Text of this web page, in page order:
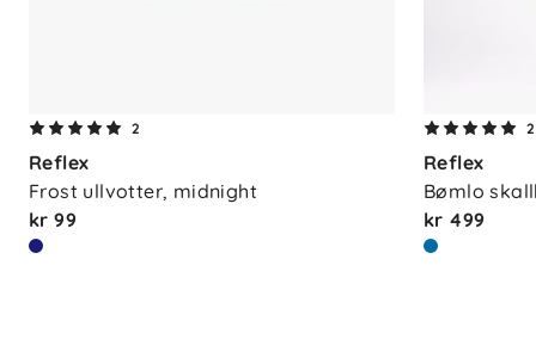
2
Reflex
Frost ullvotter, midnight
kr 99
2
Reflex
Bømlo
kr 499